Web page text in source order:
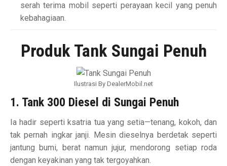
serah terima mobil seperti perayaan kecil yang penuh
kebahagiaan.
Produk Tank Sungai Penuh
Ilustrasi By DealerMobil.net
1. Tank 300 Diesel di Sungai Penuh
Ia hadir seperti ksatria tua yang setia—tenang, kokoh, dan
tak pernah ingkar janji. Mesin dieselnya berdetak seperti
jantung bumi, berat namun jujur, mendorong setiap roda
dengan keyakinan yang tak tergoyahkan.